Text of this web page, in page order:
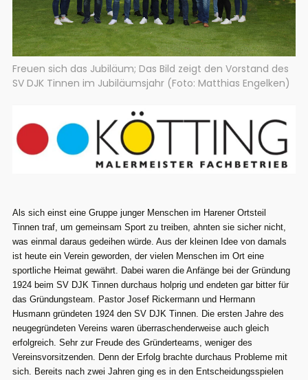
Freuen sich das Jubiläum; Das Bild zeigt den Vorstand des
SV DJK Tinnen im Jubiläumsjahr (Foto: Matthias Engelken)
Als sich einst eine Gruppe junger Menschen im Harener Ortsteil
Tinnen traf, um gemeinsam Sport zu treiben, ahnten sie sicher nicht,
was einmal daraus gedeihen würde. Aus der kleinen Idee von damals
ist heute ein Verein geworden, der vielen Menschen im Ort eine
sportliche Heimat gewährt. Dabei waren die Anfänge bei der Gründung
1924 beim SV DJK Tinnen durchaus holprig und endeten gar bitter für
das Gründungsteam. Pastor Josef Rickermann und Hermann
Husmann gründeten 1924 den SV DJK Tinnen. Die ersten Jahre des
neugegründeten Vereins waren überraschenderweise auch gleich
erfolgreich. Sehr zur Freude des Gründerteams, weniger des
Vereinsvorsitzenden. Denn der Erfolg brachte durchaus Probleme mit
sich. Bereits nach zwei Jahren ging es in den Entscheidungsspielen